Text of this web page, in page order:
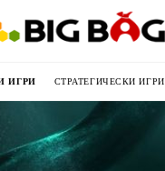
ИГРИ СТРАТЕГИЧЕСКИ ИГРИ